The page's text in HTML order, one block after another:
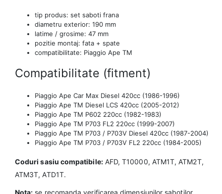
tip produs: set saboti frana
diametru exterior: 190 mm
latime / grosime: 47 mm
pozitie montaj: fata + spate
compatibilitate: Piaggio Ape TM
Compatibilitate (fitment)
Piaggio Ape Car Max Diesel 420cc (1986-1996)
Piaggio Ape TM Diesel LCS 420cc (2005-2012)
Piaggio Ape TM P602 220cc (1982-1983)
Piaggio Ape TM P703 FL2 220cc (1999-2007)
Piaggio Ape TM P703 / P703V Diesel 420cc (1987-2004)
Piaggio Ape TM P703 / P703V FL2 220cc (1984-2005)
Coduri sasiu compatibile:AFD, T10000, ATM1T, ATM2T,
ATM3T, ATD1T.
Nota: se recomanda verificarea dimensiunilor sabotilor